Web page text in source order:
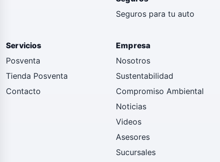
Seguros para tu auto
Servicios
Posventa
Tienda Posventa
Contacto
Empresa
Nosotros
Sustentabilidad
Compromiso Ambiental
Noticias
Videos
Asesores
Sucursales